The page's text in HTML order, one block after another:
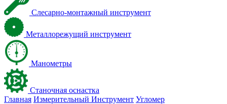
Слесарно-монтажный инструмент
Металлорежущий инструмент
Манометры
Станочная оснастка
Главная Измерительный Инструмент Угломер